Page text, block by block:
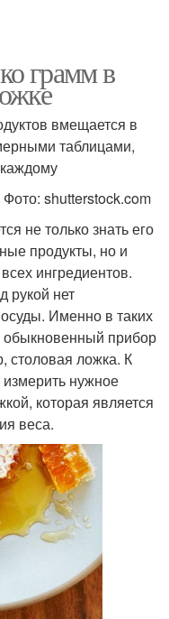
грамм в
вмещается в
таблицами,
shutterstock.com
не только знать его
продукты, но и
ингредиентов.
рукой нет
Именно в таких
прибор
столовая ложка. К
нужное
которая является
веса.